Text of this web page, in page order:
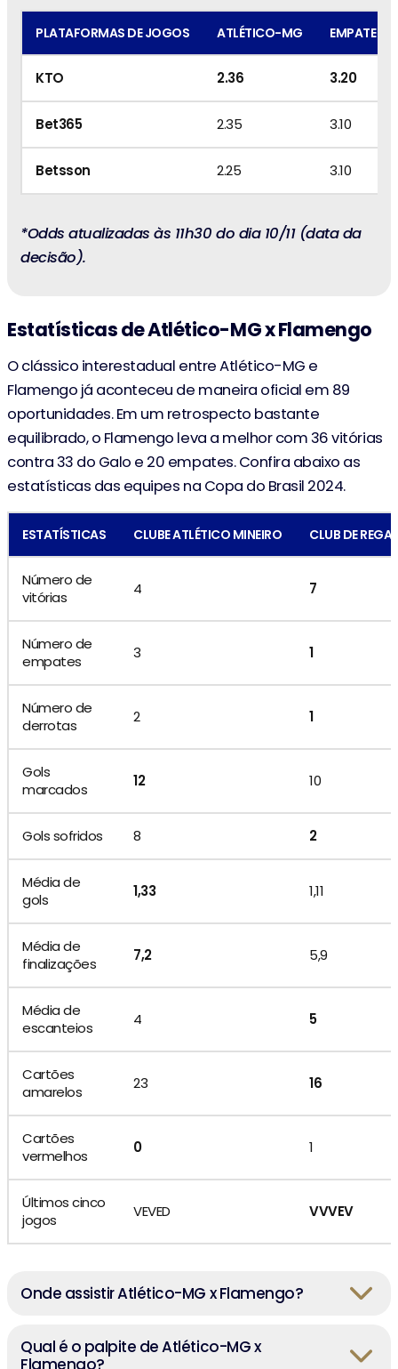
PLATAFORMAS DE JOGOS ATLÉTICO-MG EMPATE
KTO 2.36 3.20
Bet365 2.35 3.10
Betsson 2.25 3.10
*Odds atualizadas às 11h30 do dia 10/11 (data da
decisão).
Estatísticas de Atlético-MG x Flamengo
O clássico interestadual entre Atlético-MG e
Flamengo já aconteceu de maneira oficial em 89
oportunidades. Em um retrospecto bastante
equilibrado, o Flamengo leva a melhor com 36 vitórias
contra 33 do Galo e 20 empates. Confira abaixo as
estatísticas das equipes na Copa do Brasil 2024.
ESTATÍSTICAS CLUBE ATLÉTICO MINEIRO CLUB DE
Número de
vitórias
4 7
Número de
empates
3 1
Número de
derrotas
2 1
Gols
marcados
12 10
Gols sofridos 8 2
Média de
gols
1,33 1,11
Média de
finalizações
7,2 5,9
Média de
escanteios
4 5
Cartões
amarelos
23 16
Cartões
vermelhos
0 1
Últimos cinco
jogos
VEVED VVVEV
Onde assistir Atlético-MG x Flamengo?
Qual é o palpite de Atlético-MG x